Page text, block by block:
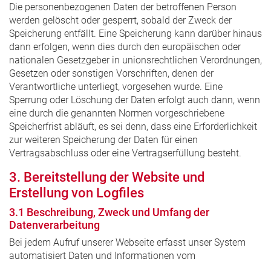
Die personenbezogenen Daten der betroffenen Person
werden gelöscht oder gesperrt, sobald der Zweck der
Speicherung entfällt. Eine Speicherung kann darüber hinaus
dann erfolgen, wenn dies durch den europäischen oder
nationalen Gesetzgeber in unionsrechtlichen Verordnungen,
Gesetzen oder sonstigen Vorschriften, denen der
Verantwortliche unterliegt, vorgesehen wurde. Eine
Sperrung oder Löschung der Daten erfolgt auch dann, wenn
eine durch die genannten Normen vorgeschriebene
Speicherfrist abläuft, es sei denn, dass eine Erforderlichkeit
zur weiteren Speicherung der Daten für einen
Vertragsabschluss oder eine Vertragserfüllung besteht.
3. Bereitstellung der Website und
Erstellung von Logfiles
3.1 Beschreibung, Zweck und Umfang der
Datenverarbeitung
Bei jedem Aufruf unserer Webseite erfasst unser System
automatisiert Daten und Informationen vom